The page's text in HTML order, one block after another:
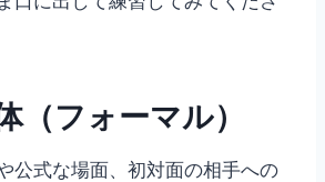
（フォーマル）
公式な場面、初対面の相手への